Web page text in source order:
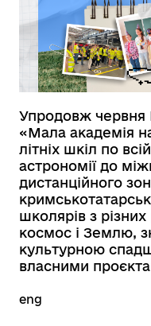
Упродовж червня
«Мала академія
літніх шкіл по
астрономії до
дистанційного
школярів з
космос і Землю,
культурною
власними
eng